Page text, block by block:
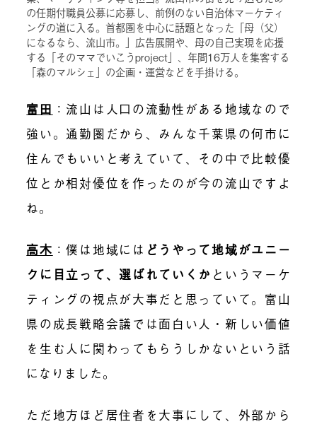
の任期付職員公募に応募し、前例のない自治体マーケティ
ングの道に入る。首都圏を中心に話題となった「母（父）
になるなら、流山市。」広告展開や、母の自己実現を応援
する「そのママでいこうproject」、年間16万人を集客する
「森のマルシェ」の企画・運営などを手掛ける。
富田 ： 流山は人口の流動性がある地域なので
強い。通勤圏だから、みんな千葉県の何市に
住んでもいいと考えていて、その中で比較優
位とか相対優位を作ったのが今の流山ですよ
ね。
高木 ：僕は地域には どうやって地域がユニー
クに目立って、選ばれていくか というマーケ
ティングの視点が大事だと思っていて。富山
県の成長戦略会議では面白い人・新しい価値
を生む人に関わってもらうしかないという話
になりました。
ただ地方ほど居住者を大事にして、外部から